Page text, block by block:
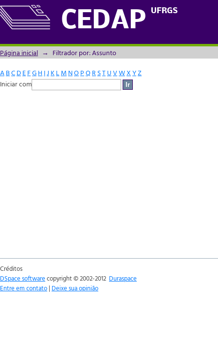
CEDAP UFRGS
Filtrador por: Assunto
Página inicial → Filtrador por: Assunto
ABCDEFGH IJ KLM NOPQRSTUVWXYZ
Iniciar com
Créditos
DSpace softwarecopyright © 2002-2012 Duraspace
Entre em contato | Deixe sua opinião